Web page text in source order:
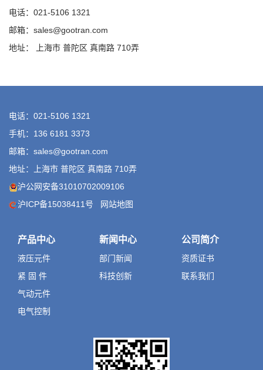
电话：021-5106 1321
邮箱：sales@gootran.com
地址： 上海市 普陀区 真南路 710弄
电话：021-5106 1321
手机：136 6181 3373
邮箱：sales@gootran.com
地址：上海市 普陀区 真南路 710弄
沪公网安备31010702009106
沪ICP备15038411号
网站地图
产品中心
液压元件
紧 固 件
气动元件
电气控制
新闻中心
部门新闻
科技创新
公司简介
资质证书
联系我们